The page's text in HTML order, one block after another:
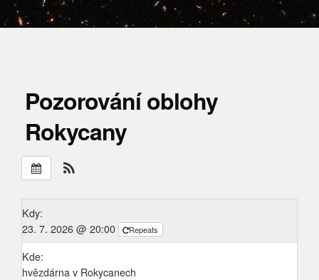
Pozorování oblohy
Rokycany
Kdy:
23. 7. 2026 @ 20:00
Repeats
Kde:
hvězdárna v Rokycanech